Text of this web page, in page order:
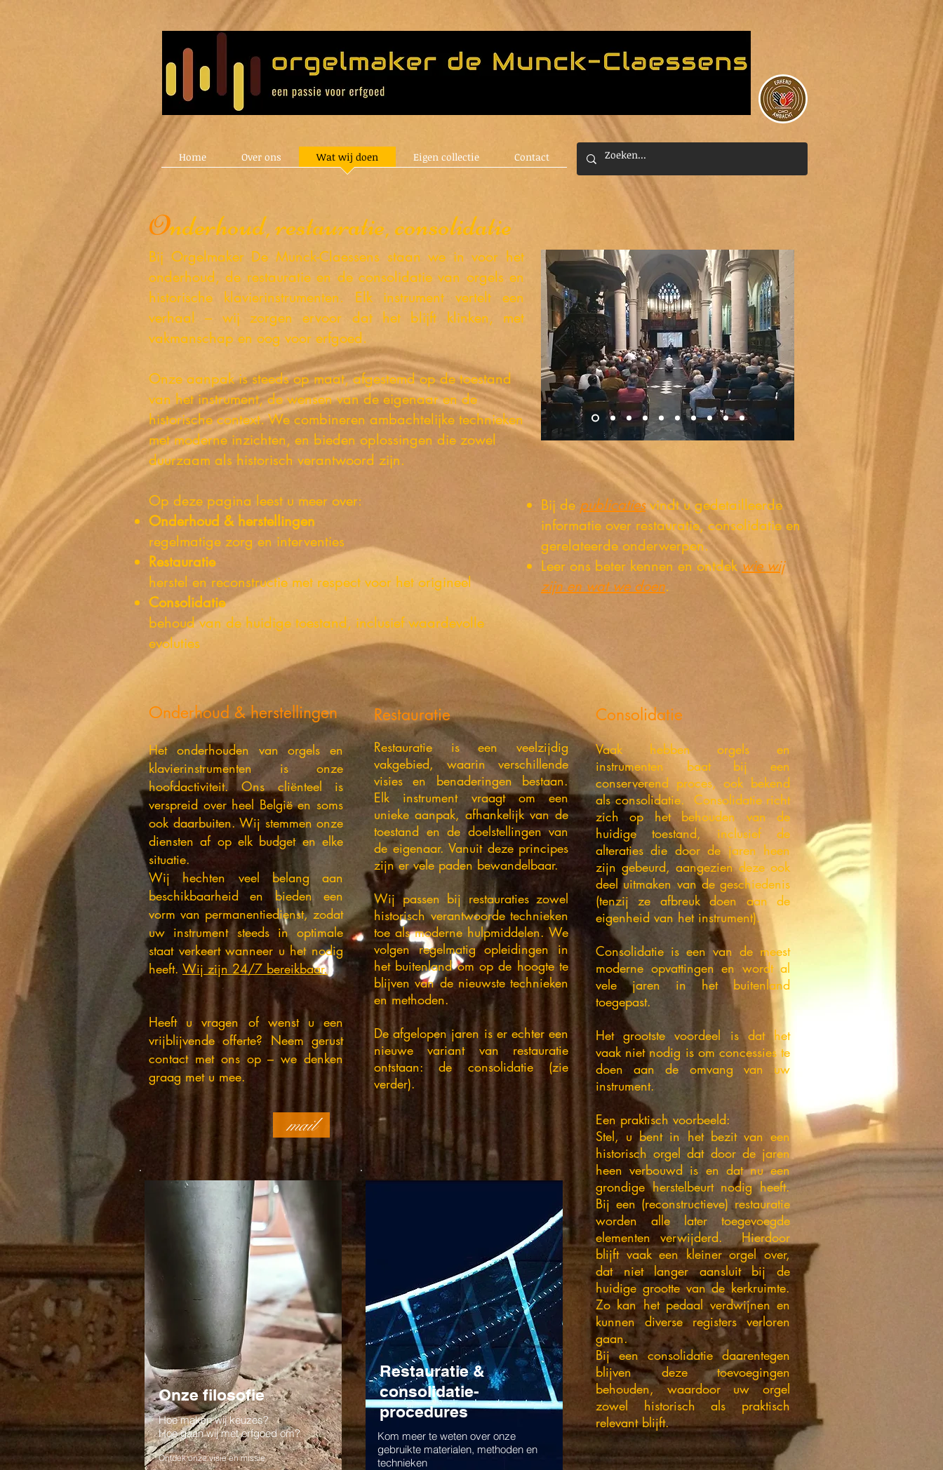
Home Over ons Wat wij doen Eigen collectie Contact
Onderhoud, restauratie, consolidatie
Bij Orgelmaker De Munck-Claessens staan we in voor het
onderhoud, de restauratie en de consolidatie van orgels en
historische klavierinstrumenten. Elk instrument vertelt een
verhaal – wij zorgen ervoor dat het blijft klinken, met
vakmanschap en oog voor erfgoed.
Onze aanpak is steeds op maat, afgestemd op de toestand
van het instrument, de wensen van de eigenaar en de
historische context. We combineren ambachtelijke technieken
met moderne inzichten, en bieden oplossingen die zowel
duurzaam als historisch verantwoord zijn.
Op deze pagina leest u meer over:
Onderhoud & herstellingen
regelmatige zorg en interventies
Restauratie
herstel en reconstructie met respect voor het origineel
Consolidatie
behoud van de huidige toestand, inclusief waardevolle
evoluties
Bij de publicaties vindt u gedetailleerde
informatie over restauratie, consolidatie en
gerelateerde onderwerpen.
Leer ons beter kennen en ontdekwie wij
zijn en wat we doen.
​Onderhoud & herstellingen
Het onderhouden van orgels en
klavierinstrumenten is onze
hoofdactiviteit. Ons cliënteel is
verspreid over heel België en soms
ook daarbuiten. Wij stemmen onze
diensten af op elk budget en elke
situatie.
Wij hechten veel belang aan
beschikbaarheid en bieden een
vorm van permanentiedienst, zodat
uw instrument steeds in optimale
staat verkeert wanneer u het nodig
heeft. Wij zijn 24/7 bereikbaar.
Heeft u vragen of wenst u een
vrijblijvende offerte? Neem gerust
contact met ons op – we denken
graag met u mee.
Restauratie
Restauratie is een veelzijdig
vakgebied, waarin verschillende
visies en benaderingen bestaan.
Elk instrument vraagt om een
unieke aanpak, afhankelijk van de
toestand en de doelstellingen van
de eigenaar. Vanuit deze principes
zijn er vele paden bewandelbaar.
Wij passen bij restauraties zowel
historisch verantwoorde technieken
toe als moderne hulpmiddelen. We
volgen regelmatig opleidingen in
het buitenland om op de hoogte te
blijven van de nieuwste technieken
en methoden.
De afgelopen jaren is er echter een
nieuwe variant van restauratie
ontstaan: de consolidatie (zie
verder).
mail
Onze filosofie
Hoe maken wij keuzes?
Hoe gaan wij met erfgoed om?
Ontdek onze visie en missie
Restauratie &
consolidatie-
procedures
Kom meer te weten over onze
gebruikte materialen, methoden en
technieken
Consolidatie
Vaak hebben orgels en
instrumenten baat bij een
conserverend proces, ook bekend
als consolidatie. Consolidatie richt
zich op het behouden van de
huidige toestand, inclusief de
alteraties die door de jaren heen
zijn gebeurd, aangezien deze ook
deel uitmaken van de geschiedenis
(tenzij ze afbreuk doen aan de
eigenheid van het instrument).
Consolidatie is een van de meest
moderne opvattingen en wordt al
vele jaren in het buitenland
toegepast.
Het grootste voordeel is dat het
vaak niet nodig is om concessies te
doen aan de omvang van uw
instrument.
Een praktisch voorbeeld:
Stel, u bent in het bezit van een
historisch orgel dat door de jaren
heen verbouwd is en dat nu een
grondige herstelbeurt nodig heeft.
Bij een (reconstructieve) restauratie
worden alle later toegevoegde
elementen verwijderd. Hierdoor
blijft vaak een kleiner orgel over,
dat niet langer aansluit bij de
huidige grootte van de kerkruimte.
Zo kan het pedaal verdwijnen en
kunnen diverse registers verloren
gaan.
Bij een consolidatie daarentegen
blijven deze toevoegingen
behouden, waardoor uw orgel
zowel historisch als praktisch
relevant blijft.